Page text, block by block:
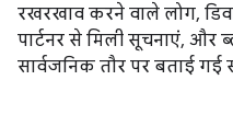
रखरखाव करने वाले लोग,
पार्टनर से मिली सूचनाएं, और
सार्वजनिक तौर पर बताई गई